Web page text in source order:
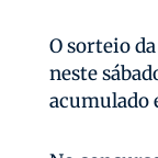
O sorteio
neste
acumulado